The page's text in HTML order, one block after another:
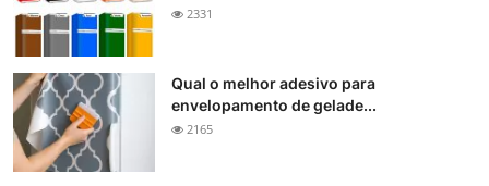
2331
Qual o melhor adesivo para
envelopamento de gelade...
2165